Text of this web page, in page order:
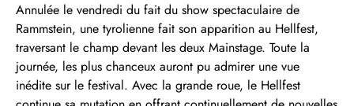
Annulée le vendredi du fait du show spectaculaire de
Rammstein, une tyrolienne fait son apparition au Hellfest,
traversant le champ devant les deux Mainstage. Toute la
journée, les plus chanceux auront pu admirer une vue
inédite sur le festival. Avec la grande roue, le Hellfest